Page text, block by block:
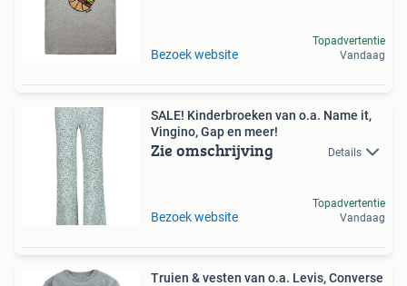
Bezoek website
Topadvertentie
Vandaag
SALE! Kinderbroeken van o.a. Name it,
Vingino, Gap en meer!
Zie omschrijving Details
Bezoek website
Topadvertentie
Vandaag
Truien & vesten van o.a. Levis, Converse